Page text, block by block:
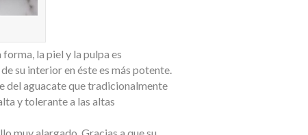
la piel y la pulpa es
su interior en éste es más potente.
del aguacate que tradicionalmente
y tolerante a las altas